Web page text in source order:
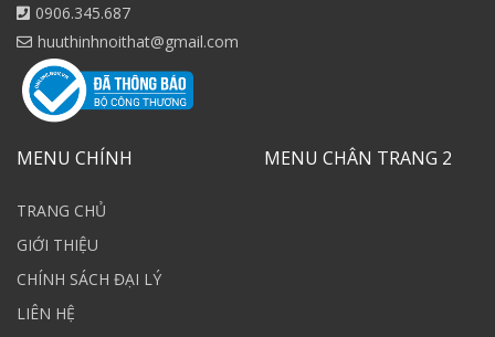
0906.345.687
huuthinhnoithat@gmail.com
MENU CHÍNH
TRANG CHỦ
GIỚI THIỆU
CHÍNH SÁCH ĐẠI LÝ
LIÊN HỆ
MENU CHÂN TRANG 2